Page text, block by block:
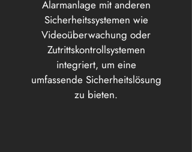
Alarmanlage mit anderen
Sicherheitssystemen wie
Videoüberwachung oder
Zutrittskontrollsystemen
integriert, um eine
umfassende Sicherheitslösung
zu bieten.